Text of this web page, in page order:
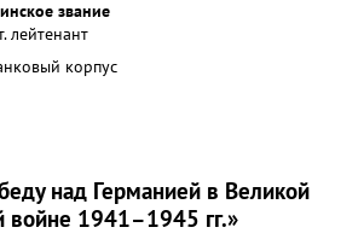
звание
лейтенант
корпус
над Германией в Великой
войне 1941–1945 гг.»